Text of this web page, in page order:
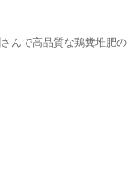
さんで高品質な鶏糞堆肥の